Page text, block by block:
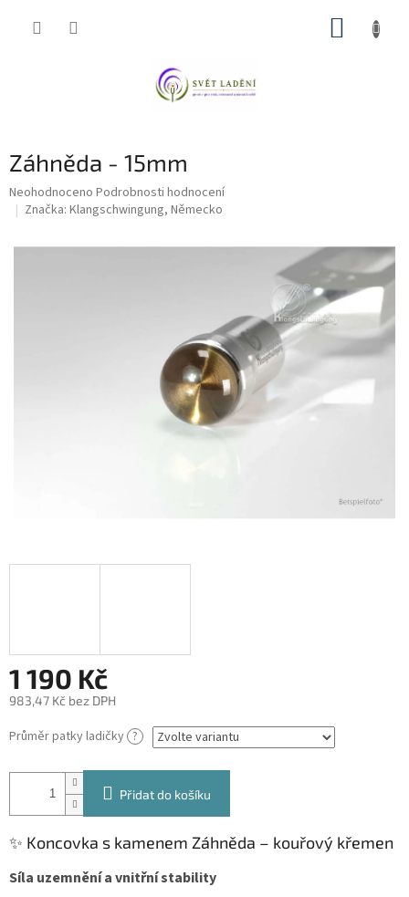
Záhněda - 15mm
Průměrné
hodnocení
je
Neohodnoceno Podrobnosti hodnocení
Značka: Klangschwingung, Německo
1 190 Kč
983,47 Kč bez DPH
Měrná
cena:
Průměr patky ladičky ?
Přidat do košíku
✨ Koncovka s kamenem Záhněda – kouřový křemen
Síla uzemnění a vnitřní stability